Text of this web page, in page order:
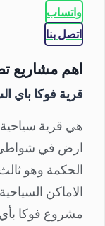
واتساب
اتصل بنا
اهم مشاريع
قرية فوكا باي
ارض في شواطئ
الحكمة وهو
الاماكن
مشروع فوكا